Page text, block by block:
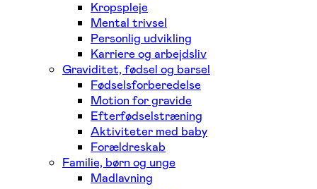
Kropspleje
Mental trivsel
Personlig udvikling
Karriere og arbejdsliv
Graviditet, fødsel og barsel
Fødselsforberedelse
Motion for gravide
Efterfødselstræning
Aktiviteter med baby
Forældreskab
Familie, børn og unge
Madlavning